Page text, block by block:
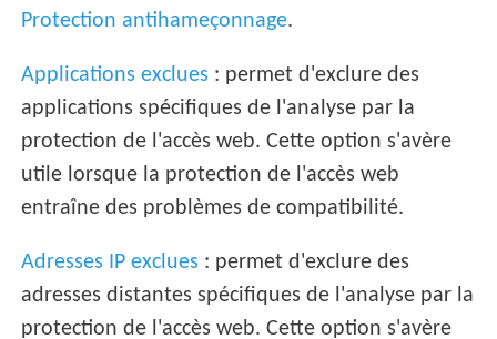
Protection antihameçonnage.
Applications exclues : permet d'exclure des
applications spécifiques de l'analyse par la
protection de l'accès web. Cette option s'avère
utile lorsque la protection de l'accès web
entraîne des problèmes de compatibilité.
Adresses IP exclues : permet d'exclure des
adresses distantes spécifiques de l'analyse par la
protection de l'accès web. Cette option s'avère